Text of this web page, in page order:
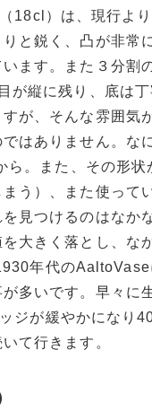
18cl）は、現行より
と鋭く、凸が非常
ます。また３分割
が縦に残り、底は
が、そんな雰囲気
はありません。な
。また、その形状
う）、また使って
見つけるのはなか
大きく落とし、な
年代のAaltoVase
多いです。早々に
ジが緩やかになり
て行きます。